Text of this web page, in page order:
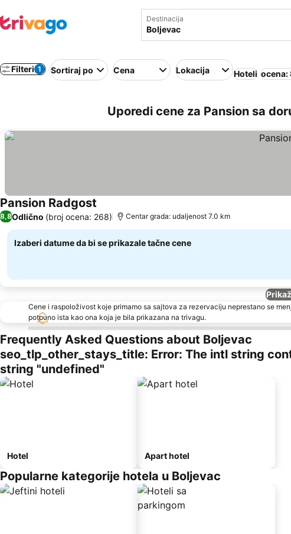
Destinacija
Filteri 1 Sortiraj po Cena Lokacija Hoteli ocena:
Uporedi cene za Pansion sa
Pansion Radgost
8,8Odlično (broj ocena: 268) Centar grada: udaljenost 7.0 km
Izaberi datume da bi se prikazale tačne cene
Cene i raspoloživost koje primamo sa sajtova za rezervaciju neprestano se
potpuno ista kao ona koja je bila prikazana na trivagu.
Frequently Asked Questions about Boljevac
seo_tlp_other_stays_title: Error: The intl string
string "undefined"
Hotel Apart hotel
Popularne kategorije hotela u Boljevac